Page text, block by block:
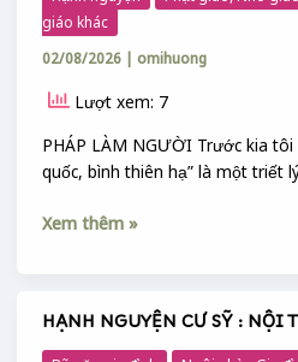
giáo khác
02/08/2026 | omihuong
Lượt xem: 7
PHÁP LÀM NGƯỜI Trước kia
quốc, bình thiên hạ” là một triết
TU
THÂN,
TỀ
GIA,
QUỐC,
BÌNH
HẠ
Xem thêm »
HẠNH NGUYỆN CƯ SỸ : NỘI
HẠNH
NGUYỆN